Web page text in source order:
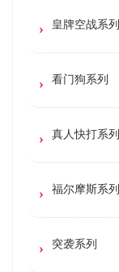
皇牌空战系列
看门狗系列
真人快打系列
福尔摩斯系列
突袭系列